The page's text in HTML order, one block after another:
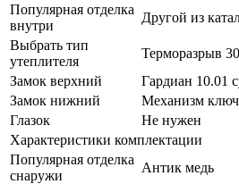
Популярная отделка
внутри
Другой из
Выбрать тип
утеплителя
Терморазрыв
Замок верхний
Гардиан 10.01
Замок нижний
Механизм
Глазок
Не нужен
Характеристики комплектации
Популярная отделка
снаружи
Антик медь